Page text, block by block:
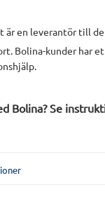
är en leverantör till
Bolina-kunder har
Bolina? Se